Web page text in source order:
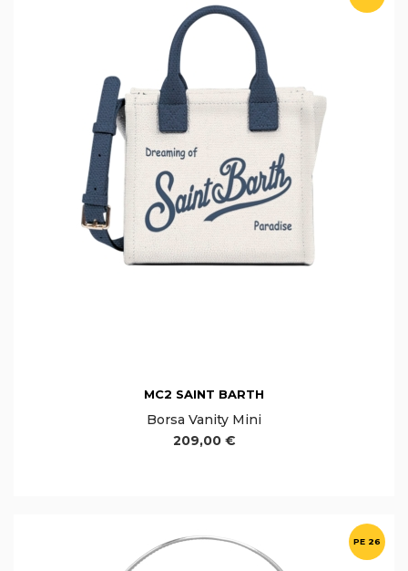
MC2 SAINT BARTH
Borsa Vanity Mini
209,00 €
PE 26